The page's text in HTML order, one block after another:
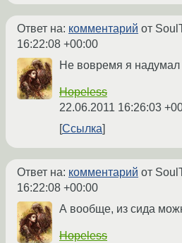
Ответ на: комментарий от
16:22:08 +00:00
Не вовремя я надумал
Hopeless
22.06.2011 16:26:03
Ссылка
Ответ на: комментарий от
16:22:08 +00:00
А вообще, из сида
Hopeless